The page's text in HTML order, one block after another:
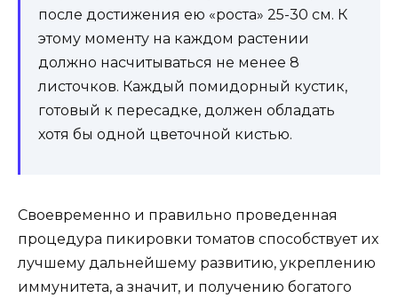
после достижения ею «роста» 25-30 см. К
этому моменту на каждом растении
должно насчитываться не менее 8
листочков. Каждый помидорный кустик,
готовый к пересадке, должен обладать
хотя бы одной цветочной кистью.
Своевременно и правильно проведенная
процедура пикировки томатов способствует их
лучшему дальнейшему развитию, укреплению
иммунитета, а значит, и получению богатого